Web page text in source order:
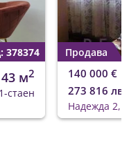
378374
43 м2
1-стаен
Продава
140 000 €
273 816 лв.
Надежда 2,